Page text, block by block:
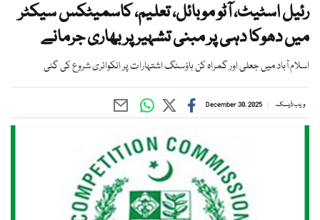
رئیل اسٹیٹ، آٹو موبائل، تعلیم، کاسمیٹکس سیکٹر
میں دھوکا دہی پر مبنی تشہیر پر بھاری جرمانے
اسلام آباد میں جعلی اور گمراہ کن ہاؤسنگ اشتہارات پر انکوائری شروع کی گئی
ویب ڈیسک December 30, 2025